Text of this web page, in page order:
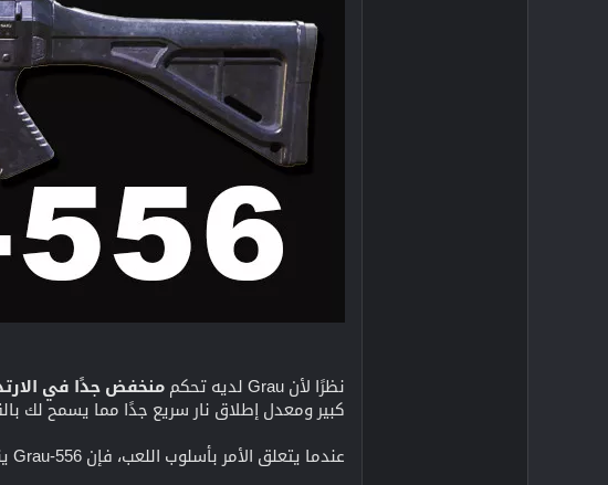
نظرًا لأن Grau لديه تحكم منخفض جدًا في
كبير ومعدل إطلاق نار سريع جدًا مما يسمح لك
عندما يتعلق الأمر بأسلوب اللعب، فإن Grau-556 يناسب